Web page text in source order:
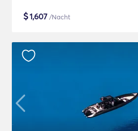
$1,607 /Nacht